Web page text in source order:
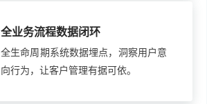
全业务流程数据闭环
全生命周期系统数据埋点，洞察用户意
向行为，让客户管理有据可依。